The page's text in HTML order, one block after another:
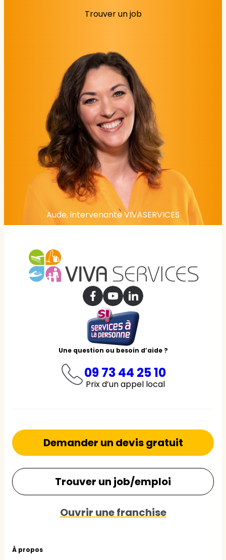
Trouver un job
Aude, intervenante VIVASERVICES
Une question ou besoin d’aide ?
09 73 44 25 10
Prix d’un appel local
À propos
Demander un devis gratuit
Trouver un job/emploi
Ouvrir une franchise